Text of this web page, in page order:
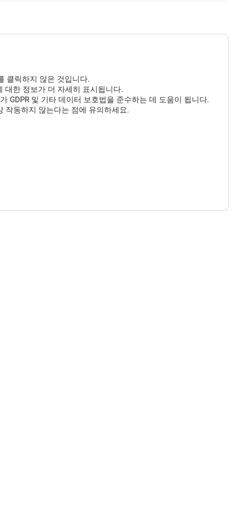
클릭하지 않은 것입니다.
대한 정보가 더 자세히 표시됩니다.
GDPR 및 기타 데이터 보호법을 준수하는 데 도움이 됩니다.
작동하지 않는다는 점에 유의하세요.